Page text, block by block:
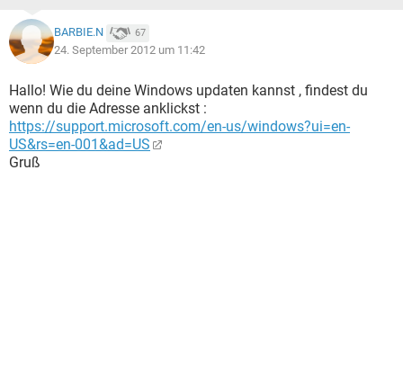
BARBIE.N 67
24. September 2012 um 11:42
Hallo! Wie du deine Windows updaten kannst , findest du
wenn du die Adresse anklickst :
https://support.microsoft.com/en-us/windows?ui=en-
US&rs=en-001&ad=US
Gruß